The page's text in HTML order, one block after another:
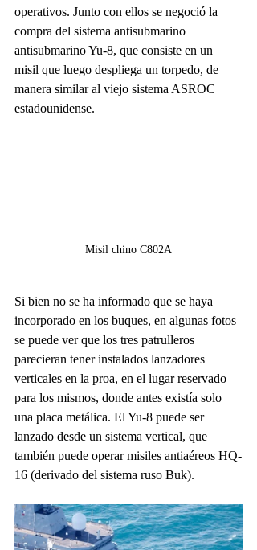
operativos. Junto con ellos se negoció la
compra del sistema antisubmarino
antisubmarino Yu-8, que consiste en un
misil que luego despliega un torpedo, de
manera similar al viejo sistema ASROC
estadounidense.
Misil chino C802A
Si bien no se ha informado que se haya
incorporado en los buques, en algunas fotos
se puede ver que los tres patrulleros
parecieran tener instalados lanzadores
verticales en la proa, en el lugar reservado
para los mismos, donde antes existía solo
una placa metálica. El Yu-8 puede ser
lanzado desde un sistema vertical, que
también puede operar misiles antiaéreos HQ-
16 (derivado del sistema ruso Buk).